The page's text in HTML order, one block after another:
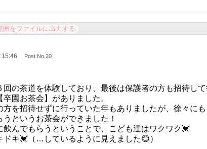
囲をファイルに出力する
Post No.20
の茶道を体験しており、最後は保護者の方も招待して
園お茶会】がありました。
を招待せずに行っていた年もありましたが、徐々に
というお茶会ができました！
んでもらうということで、こども達はワクワク💓
キ💓（…しているように見えました😊）